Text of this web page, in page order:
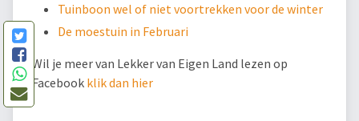
Tuinboon wel of niet voortrekken voor de winter
De moestuin in Februari
Wil je meer van Lekker van Eigen Land lezen op
Facebook klik dan hier